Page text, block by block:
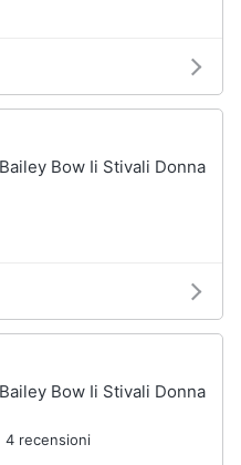
Bow Ii Stivali Donna
Bow Ii Stivali Donna
4 recensioni